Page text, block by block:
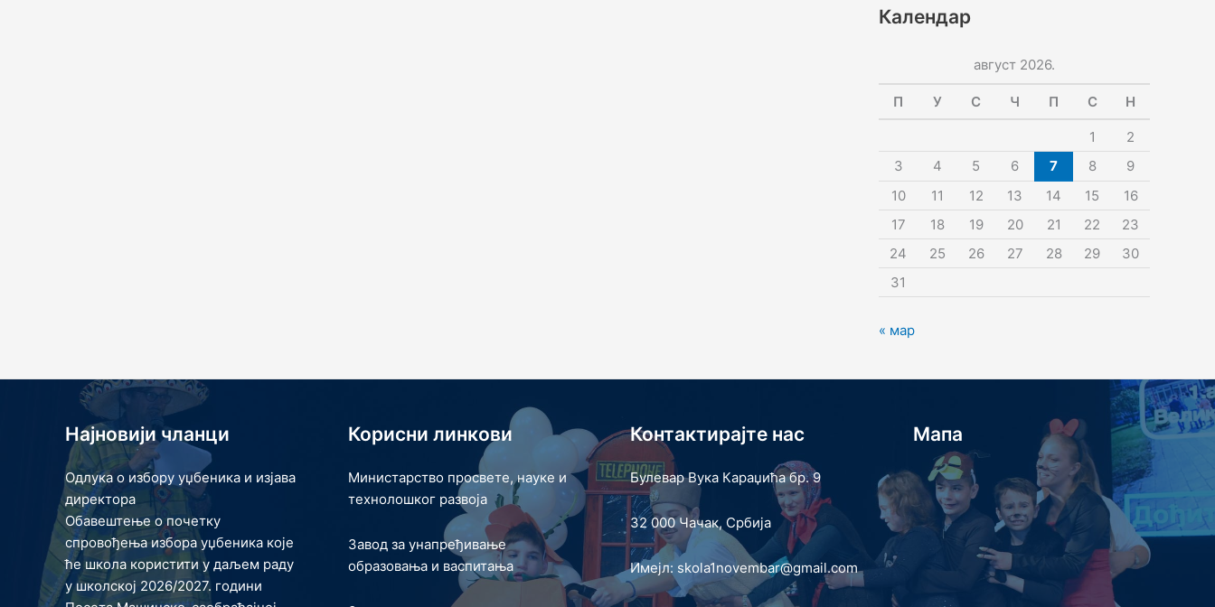
Календар
август 2026.
П У С Ч П С Н
1
2
3
4 5 6 7 8
9
10
11 12 13 14 15
16
17
18 19 20 21 22
23
24
25 26 27 28 29
30
31
« мар
Најновији чланци
Одлука о избору уџбеника и изјава
директора
Обавештење о почетку
спровођења избора уџбеника које
ће школа користити у даљем раду
у школској 2026/2027. години
Корисни линкови
Министарство просвете, науке и
технолошког развоја
Завод за унапређивање
образовања и васпитања
Контактирајте нас
Булевар Вука Караџића бр. 9
32 000 Чачак, Србија
Имејл: skola1novembar@gmail.com
Мапа